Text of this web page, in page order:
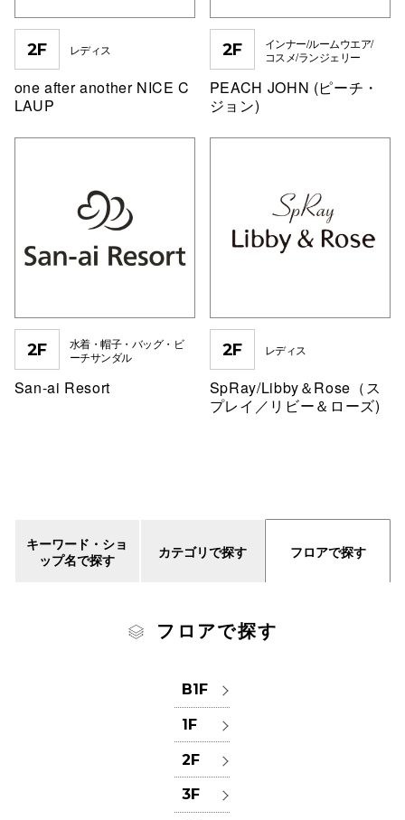
2F レディス
one after another NICE C
LAUP
2F
インナー/ルームウエア/
コスメ/ランジェリー
PEACH JOHN (ピーチ・
ジョン)
2F
水着・帽子・バッグ・ビ
ーチサンダル
San-ai Resort
2F レディス
SpRay/Libby＆Rose（ス
プレイ／リビー＆ローズ)
キーワード・ショ
ップ名で探す
カテゴリで探す フロアで探す
フロアで探す
B1F
1F
2F
3F